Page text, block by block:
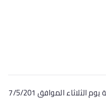
دعوة لحضور مجلس قسم المحاسبة يوم الثلاثاء الموافق 7/5/201